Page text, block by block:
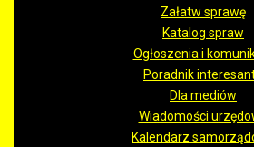
Załatw sprawę
Katalog spraw
Ogłoszenia i
Poradnik
Dla mediów
Wiadomości
Kalendarz